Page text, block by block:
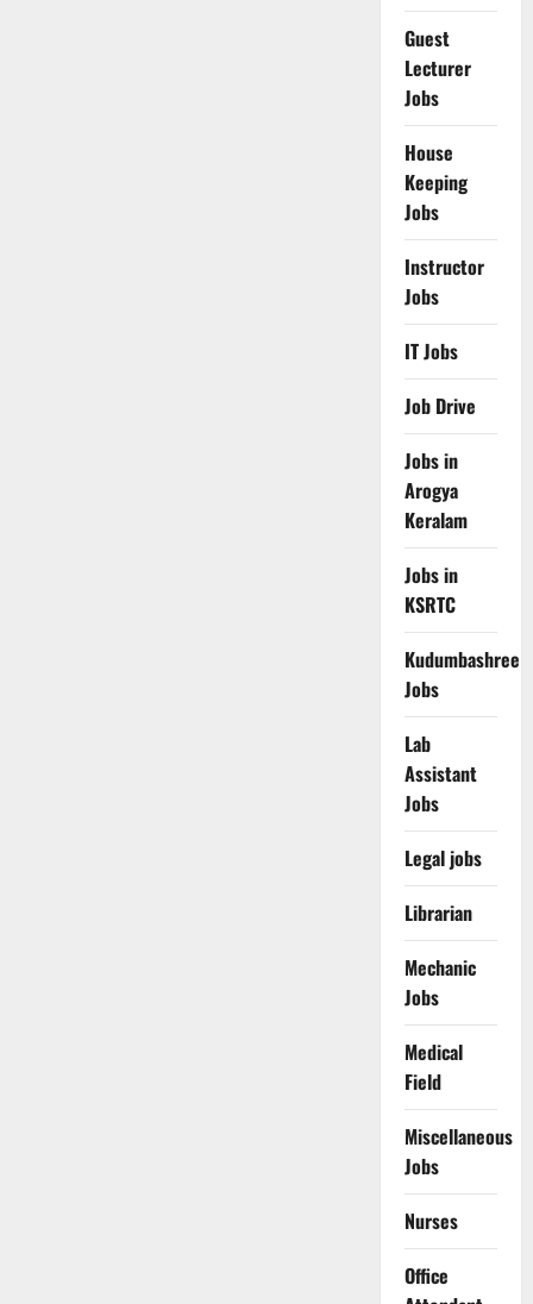
Guest
Lecturer
Jobs
House
Keeping
Jobs
Instructor
Jobs
IT Jobs
Job Drive
Jobs in
Arogya
Keralam
Jobs in
KSRTC
Kudumbashree
Jobs
Lab
Assistant
Jobs
Legal jobs
Librarian
Mechanic
Jobs
Medical
Field
Miscellaneous
Jobs
Nurses
Office